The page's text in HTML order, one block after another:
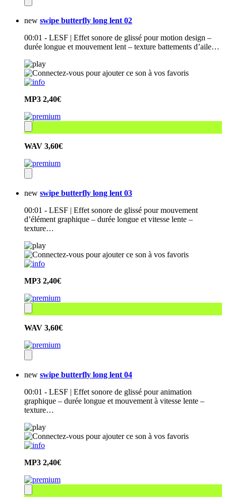
new swipe butterfly long lent 02
00:01 - LESF | Effet sonore de glissé pour motion design –
durée longue et mouvement lent – texture battements d’aile…
MP3 2,40€
WAV 3,60€
new swipe butterfly long lent 03
00:01 - LESF | Effet sonore de glissé pour mouvement
d’élément graphique – durée longue et vitesse lente –
texture…
MP3 2,40€
WAV 3,60€
new swipe butterfly long lent 04
00:01 - LESF | Effet sonore de glissé pour animation
graphique – durée longue et mouvement à vitesse lente –
texture…
MP3 2,40€